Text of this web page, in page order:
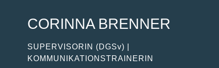
CORINNA BRENNER
SUPERVISORIN (DGSv)
KOMMUNIKATIONSTRAINERIN